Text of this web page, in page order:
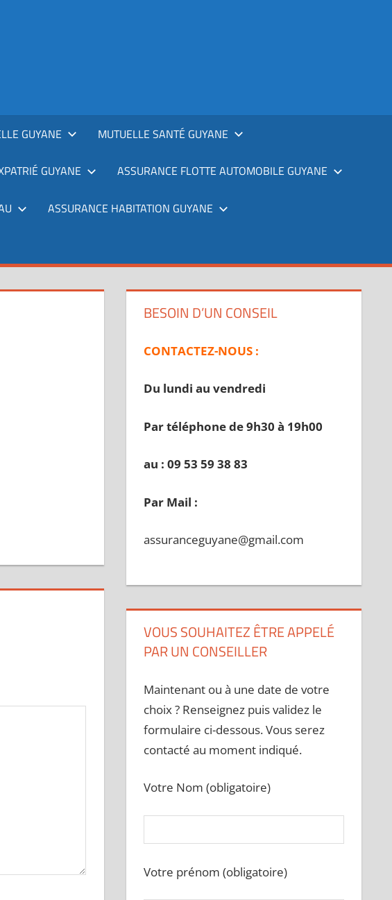
GUYANE MUTUELLE SANTÉ GUYANE
GUYANE ASSURANCE FLOTTE AUTOMOBILE GUYANE
ASSURANCE HABITATION GUYANE
BESOIN D’UN CONSEIL
CONTACTEZ-NOUS :
Du lundi au vendredi
Par téléphone de 9h30 à 19h00
au : 09 53 59 38 83
Par Mail :
assuranceguyane@gmail.com
VOUS SOUHAITEZ ÊTRE APPELÉ
PAR UN CONSEILLER
Maintenant ou à une date de votre
choix ? Renseignez puis validez le
formulaire ci-dessous. Vous serez
contacté au moment indiqué.
Votre Nom (obligatoire)
Votre prénom (obligatoire)